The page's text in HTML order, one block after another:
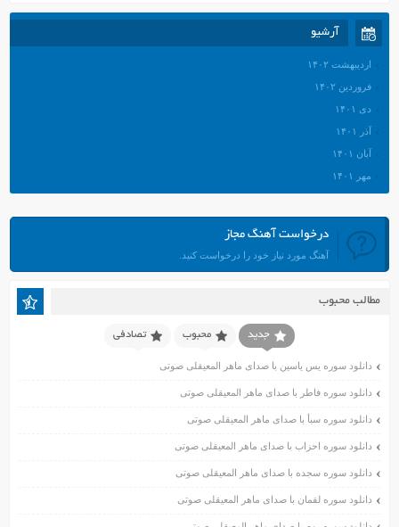
آرشیو
اردیبهشت ۱۴۰۲
فروردین ۱۴۰۲
دی ۱۴۰۱
آذر ۱۴۰۱
آبان ۱۴۰۱
مهر ۱۴۰۱
مرداد ۱۴۰۱
تیر ۱۴۰۱
فروردین ۱۴۰۱
آذر ۱۴۰۰
آبان ۱۴۰۰
اسفند ۱۳۹۹
درخواست آهنگ مجاز
آهنگ مورد نیاز خود را درخواست کنید.
مطالب محبوب
جدید محبوب تصادفی
دانلود سوره یس یاسین با صدای ماهر المعیقلی صوتی
دانلود سوره فاطر با صدای ماهر المعیقلی صوتی
دانلود سوره سبأ با صدای ماهر المعیقلی صوتی
دانلود سوره احزاب با صدای ماهر المعیقلی صوتی
دانلود سوره سجده با صدای ماهر المعیقلی صوتی
دانلود سوره لقمان با صدای ماهر المعیقلی صوتی